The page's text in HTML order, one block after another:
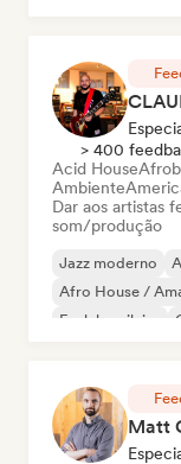
> 400
Acid House
Ambiente
Dar aos artistas
som/produção
Jazz moderno
Afro House /
Funk brasileiro
Matt